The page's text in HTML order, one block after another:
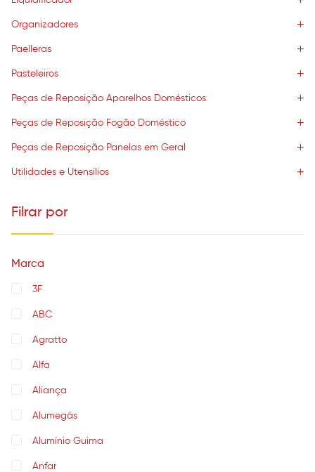
Organizadores
Paelleras
Pasteleiros
Peças de Reposição Aparelhos Domésticos
Peças de Reposição Fogão Doméstico
Peças de Reposição Panelas em Geral
Utilidades e Utensílios
Filrar por
Marca
3F
ABC
Agratto
Alfa
Aliança
Alumegás
Alumínio Guima
Anfar